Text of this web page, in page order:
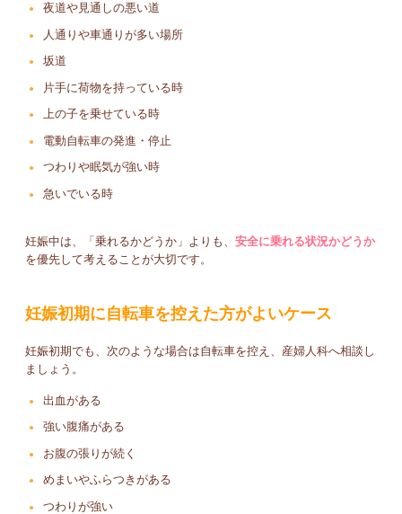
夜道や見通しの悪い道
人通りや車通りが多い場所
坂道
片手に荷物を持っている時
上の子を乗せている時
電動自転車の発進・停止
つわりや眠気が強い時
急いでいる時
妊娠中は、「乗れるかどうか」よりも、 安全に乗れる状況かどうか
を優先して考えることが大切です。
妊娠初期に自転車を控えた方がよいケース
妊娠初期でも、次のような場合は自転車を控え、産婦人科へ相談し
ましょう。
出血がある
強い腹痛がある
お腹の張りが続く
めまいやふらつきがある
つわりが強い